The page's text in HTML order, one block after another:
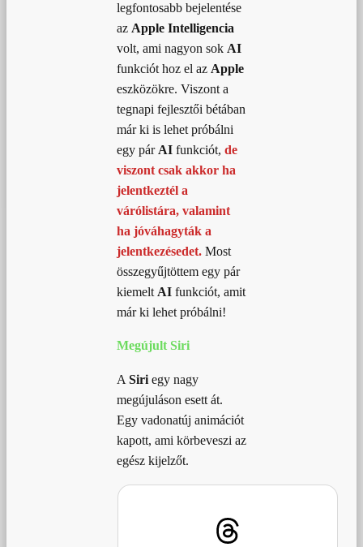
legfontosabb bejelentése
az Apple Intelligencia
volt, ami nagyon sok AI
funkciót hoz el az Apple
eszközökre. Viszont a
tegnapi fejlesztői bétában
már ki is lehet próbálni
egy párAI funkciót, de
viszont csak akkor ha
jelentkeztél a
várólistára, valamint
ha jóváhagyták a
jelentkezésedet. Most
összegyűjtöttem egy pár
kiemeltAI funkciót, amit
már ki lehet próbálni!
Megújult Siri
A Siri egy nagy
megújuláson esett át.
Egy vadonatúj animációt
kapott, ami körbeveszi az
egész kijelzőt.